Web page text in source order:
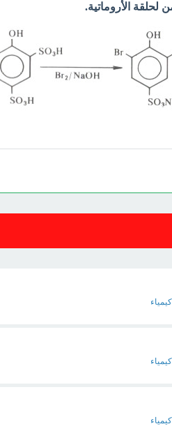
لحلقة الأروماتية.